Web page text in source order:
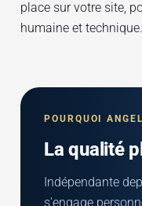
place sur votre site,
humaine et technique.
POURQUOI
La qualité
Indépendante
s'engage